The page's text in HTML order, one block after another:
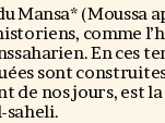
(Moussa
comme
En ces
sont
de nos jours, est
saheli.